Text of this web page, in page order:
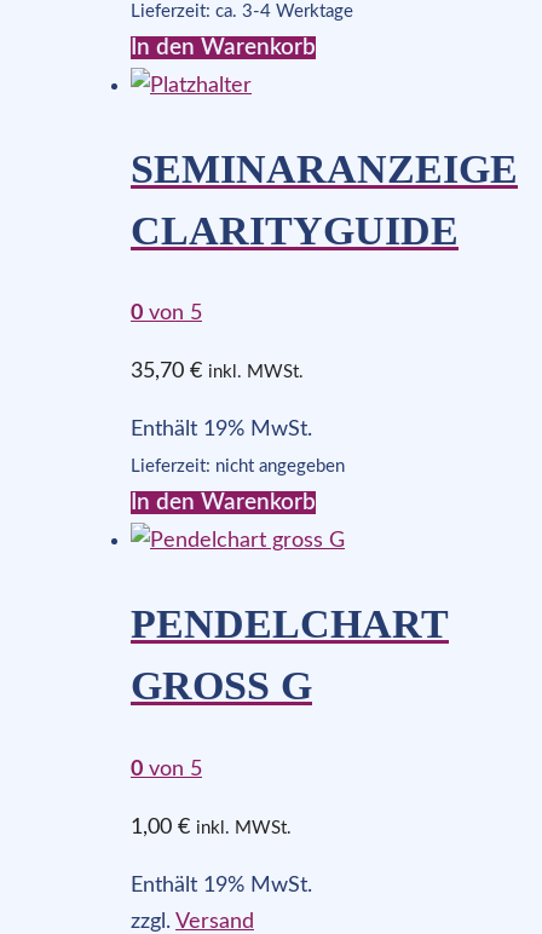
Lieferzeit: ca. 3-4 Werktage
In den Warenkorb
SEMINARANZEIGE
CLARITYGUIDE
0 von 5
35,70 € inkl. MWSt.
Enthält 19% MwSt.
Lieferzeit: nicht angegeben
In den Warenkorb
PENDELCHART
GROSS G
0 von 5
1,00 € inkl. MWSt.
Enthält 19% MwSt.
zzgl. Versand